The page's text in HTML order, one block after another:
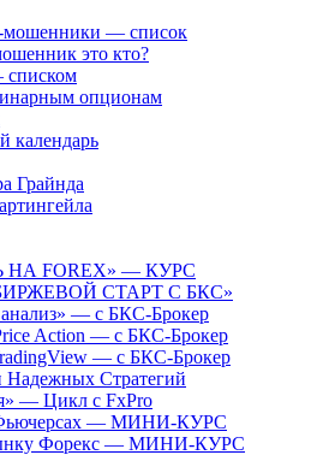
мошенники — список
это кто?
списком
опционам
календарь
Грайнда
НА FOREX» — КУРС
СТАРТ С БКС»
анализ» — с БКС-Брокер
Action — с БКС-Брокер
— с БКС-Брокер
Надежных Стратегий
— Цикл с FxPro
Фьючерсах — МИНИ-КУРС
Форекс — МИНИ-КУРС